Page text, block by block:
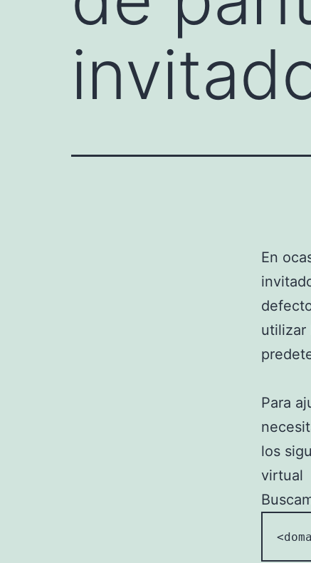
En
utilizar
Para
los
virtual